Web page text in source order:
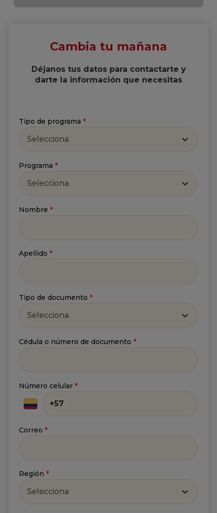
Suscríbete a nuestro
Recibe lo más reciente en tu correo
Nombre
Apellido
Correo *
Política de tratamiento de
Enviar
Cambia tu mañana
Déjanos tus datos para contactarte y
darte la información que necesitas
Tipo de programa *
Selecciona
Programa *
Selecciona
Nombre *
Apellido *
Tipo de documento *
Selecciona
Cédula o número de documento *
Número celular *
Correo *
Región *
Selecciona